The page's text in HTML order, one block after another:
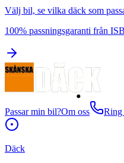
Välj bil, se vilka däck som
100% passningsgaranti från ISB
Passar min bil?Om oss Ring
Däck